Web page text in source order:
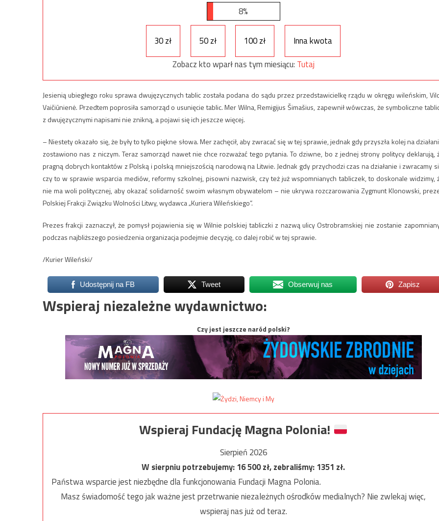
8%
30 zł 50 zł 100 zł
Inna kwota
Zobacz kto wparł nas tym miesiącu: Tutaj
Jesienią ubiegłego roku sprawa dwujęzycznych tablic została podana do sądu przez przedstawicielkę rządu w okręgu wileńskim,
Vaičiūnienė. Przedtem poprosiła samorząd o usunięcie tablic. Mer Wilna, Remigijus Šimašius, zapewnił wówczas, że symboliczne
z dwujęzycznymi napisami nie znikną, a pojawi się ich jeszcze więcej.
– Niestety okazało się, że były to tylko piękne słowa. Mer zachęcił, aby zwracać się w tej sprawie, jednak gdy przyszła kolej na
zostawiono nas z niczym. Teraz samorząd nawet nie chce rozważać tego pytania. To dziwne, bo z jednej strony politycy deklarują,
pragną dobrych kontaktów z Polską i polską mniejszością narodową na Litwie. Jednak gdy przychodzi czas na działanie i zwracamy
czy to w sprawie wsparcia mediów, reformy szkolnej, pisowni nazwisk, czy też już wspomnianych tabliczek, to doskonale widzimy,
nie ma woli politycznej, aby okazać solidarność swoim własnym obywatelom – nie ukrywa rozczarowania Zygmunt Klonowski,
Polskiej Frakcji Związku Wolności Litwy, wydawca „Kuriera Wileńskiego”.
Prezes frakcji zaznaczył, że pomysł pojawienia się w Wilnie polskiej tabliczki z nazwą ulicy Ostrobramskiej nie zostanie
podczas najbliższego posiedzenia organizacja podejmie decyzję, co dalej robić w tej sprawie.
/Kurier Wileński/
Udostępnij na FB Tweet Obserwuj nas Zapisz
Wspieraj niezależne wydawnictwo:
Czy jest jeszcze naród polski?
Wspieraj Fundację Magna Polonia!
Sierpień 2026
W sierpniu potrzebujemy:16 500zł, zebraliśmy:1351 zł.
Państwa wsparcie jest niezbędne dla funkcjonowania Fundacji Magna Polonia.
Masz świadomość tego jak ważne jest przetrwanie niezależnych ośrodków medialnych? Nie zwlekaj więc,
wspieraj nas już od teraz.